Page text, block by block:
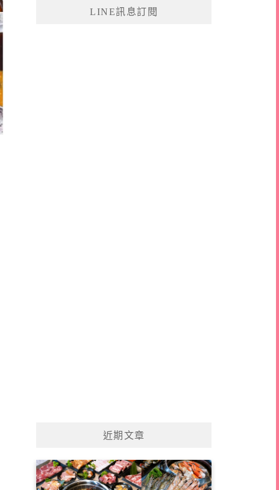
LINE訊息訂閱
近期文章